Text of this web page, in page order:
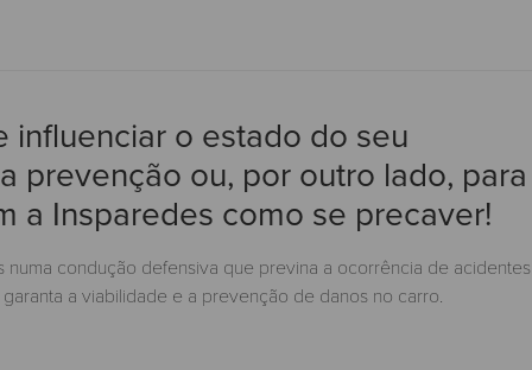
o estado do seu
prevenção ou, por outro lado, para
a Insparedes como se precaver!
condução defensiva que previna a ocorrência de acidentes
a viabilidade e a prevenção de danos no carro.